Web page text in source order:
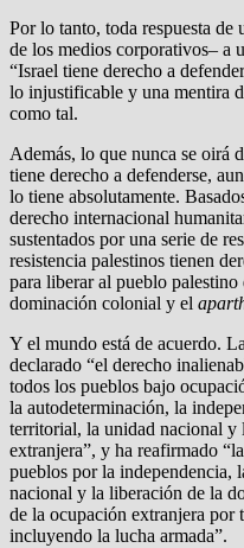
Por lo tanto, toda respuesta
de los medios corporativos– a
“Israel tiene derecho a
lo injustificable y una mentira
como tal.
Además, lo que nunca se oirá
tiene derecho a defenderse,
lo tiene absolutamente.
derecho internacional
sustentados por una serie de
resistencia palestinos tienen
para liberar al pueblo
dominación colonial y el
Y el mundo está de acuerdo.
declarado “el derecho
todos los pueblos bajo
la autodeterminación, la
territorial, la unidad nacional y
extranjera”, y ha reafirmado
pueblos por la independencia,
nacional y la liberación de la
de la ocupación extranjera por
incluyendo la lucha armada”.